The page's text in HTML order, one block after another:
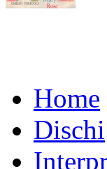
Home
Dischi